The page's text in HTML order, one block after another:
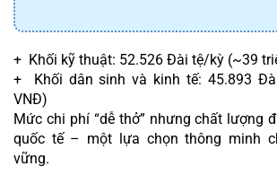
+  Khối kỹ thuật: 52.526 Đài tệ/kỳ (~39
+  Khối dân sinh và kinh tế: 45.893
VNĐ)
Mức chi phí “dễ thở” nhưng chất lượng
quốc tế – một lựa chọn thông minh
vững.